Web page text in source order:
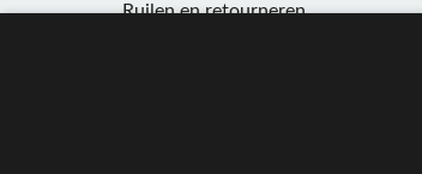
Ruilen en retourneren